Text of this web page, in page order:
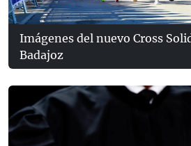
Imágenes del nuevo Cross
Badajoz